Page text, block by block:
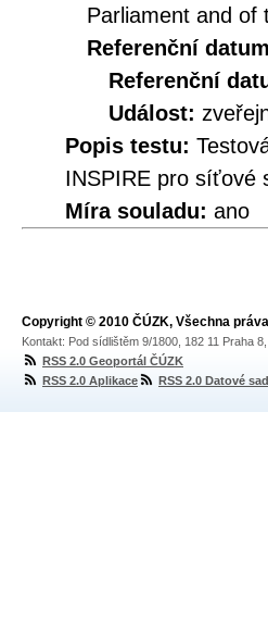
Parliament and of
Referenční datum
Referenční
Událost:
Popis testu:
INSPIRE pro síťové
Míra souladu: ano
Copyright © 2010 ČÚZK, Všechna
Kontakt: Pod sídlištěm 9/1800, 182 11 Praha
RSS 2.0 Geoportál ČÚZK
RSS 2.0 Aplikace
RSS 2.0 Datové